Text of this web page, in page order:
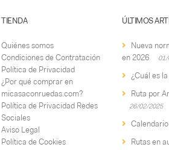
TIENDA
Quiénes somos
Condiciones de Contratación
Política de Privacidad
¿Por qué comprar en
micasaconruedas.com?
Política de Privacidad Redes
Sociales
Aviso Legal
Política de Cookies
ÚLTIMOS
Nueva
en 2026
¿Cuál es
Ruta por
26/02/2025
Rutas en